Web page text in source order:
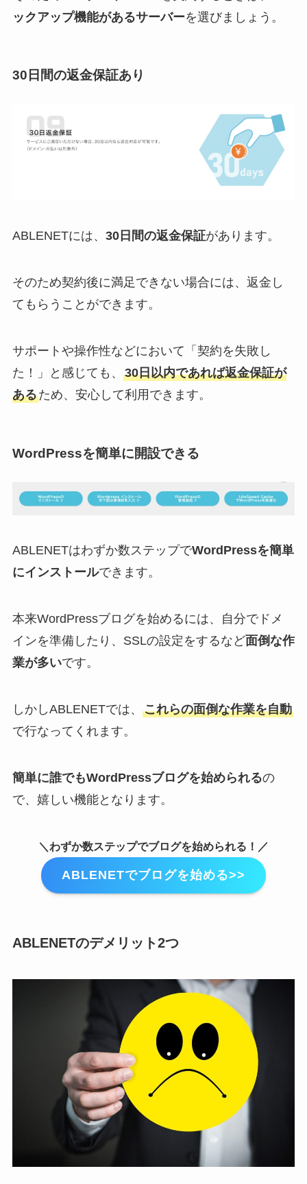
ックアップ機能があるサーバーを選びましょう。
30日間の返金保証あり
ABLENETには、 30日間の返金保証があります。
そのため契約後に満足できない場合には、返金し
てもらうことができます。
サポートや操作性などにおいて「契約を失敗し
た！」と感じても、 30日以内であれば返金保証が
あるため、安心して利用できます。
WordPressを簡単に開設できる
ABLENETはわずか数ステップでWordPressを簡単
にインストールできます。
本来WordPressブログを始めるには、自分でドメ
インを準備したり、SSLの設定をするなど面倒な作
業が多いです。
しかしABLENETでは、 これらの面倒な作業を自動
で行なってくれます。
簡単に誰でもWordPressブログを始められるの
で、嬉しい機能となります。
＼わずか数ステップでブログを始められる！／
ABLENETでブログを始める>>
ABLENETのデメリット2つ